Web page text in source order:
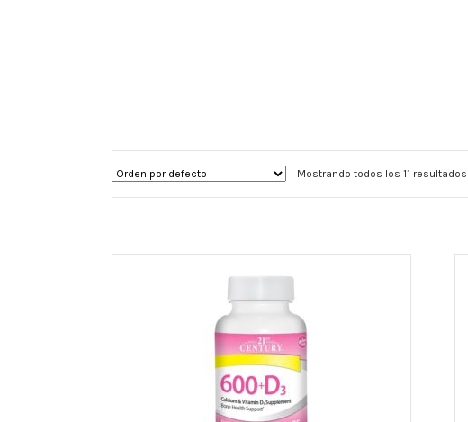
Mostrando todos los 11 resultados